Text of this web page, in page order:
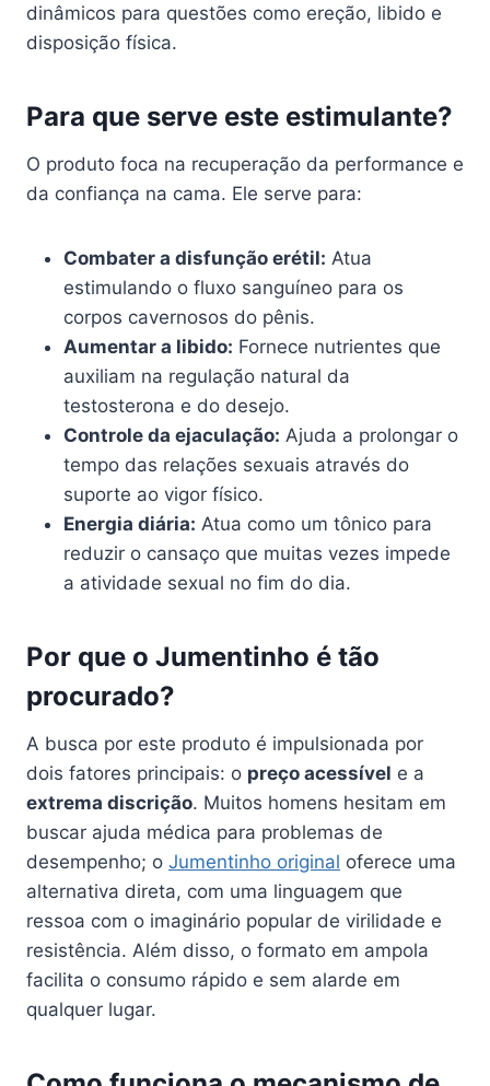
dinâmicos para questões como ereção, libido e
disposição física.
Para que serve este estimulante?
O produto foca na recuperação da performance e
da confiança na cama. Ele serve para:
Combater a disfunção erétil: Atua
estimulando o fluxo sanguíneo para os
corpos cavernosos do pênis.
Aumentar a libido: Fornece nutrientes que
auxiliam na regulação natural da
testosterona e do desejo.
Controle da ejaculação: Ajuda a prolongar o
tempo das relações sexuais através do
suporte ao vigor físico.
Energia diária: Atua como um tônico para
reduzir o cansaço que muitas vezes impede
a atividade sexual no fim do dia.
Por que o Jumentinho é tão
procurado?
A busca por este produto é impulsionada por
dois fatores principais: o preço acessível e a
extrema discrição. Muitos homens hesitam em
buscar ajuda médica para problemas de
desempenho; o Jumentinho original oferece uma
alternativa direta, com uma linguagem que
ressoa com o imaginário popular de virilidade e
resistência. Além disso, o formato em ampola
facilita o consumo rápido e sem alarde em
qualquer lugar.